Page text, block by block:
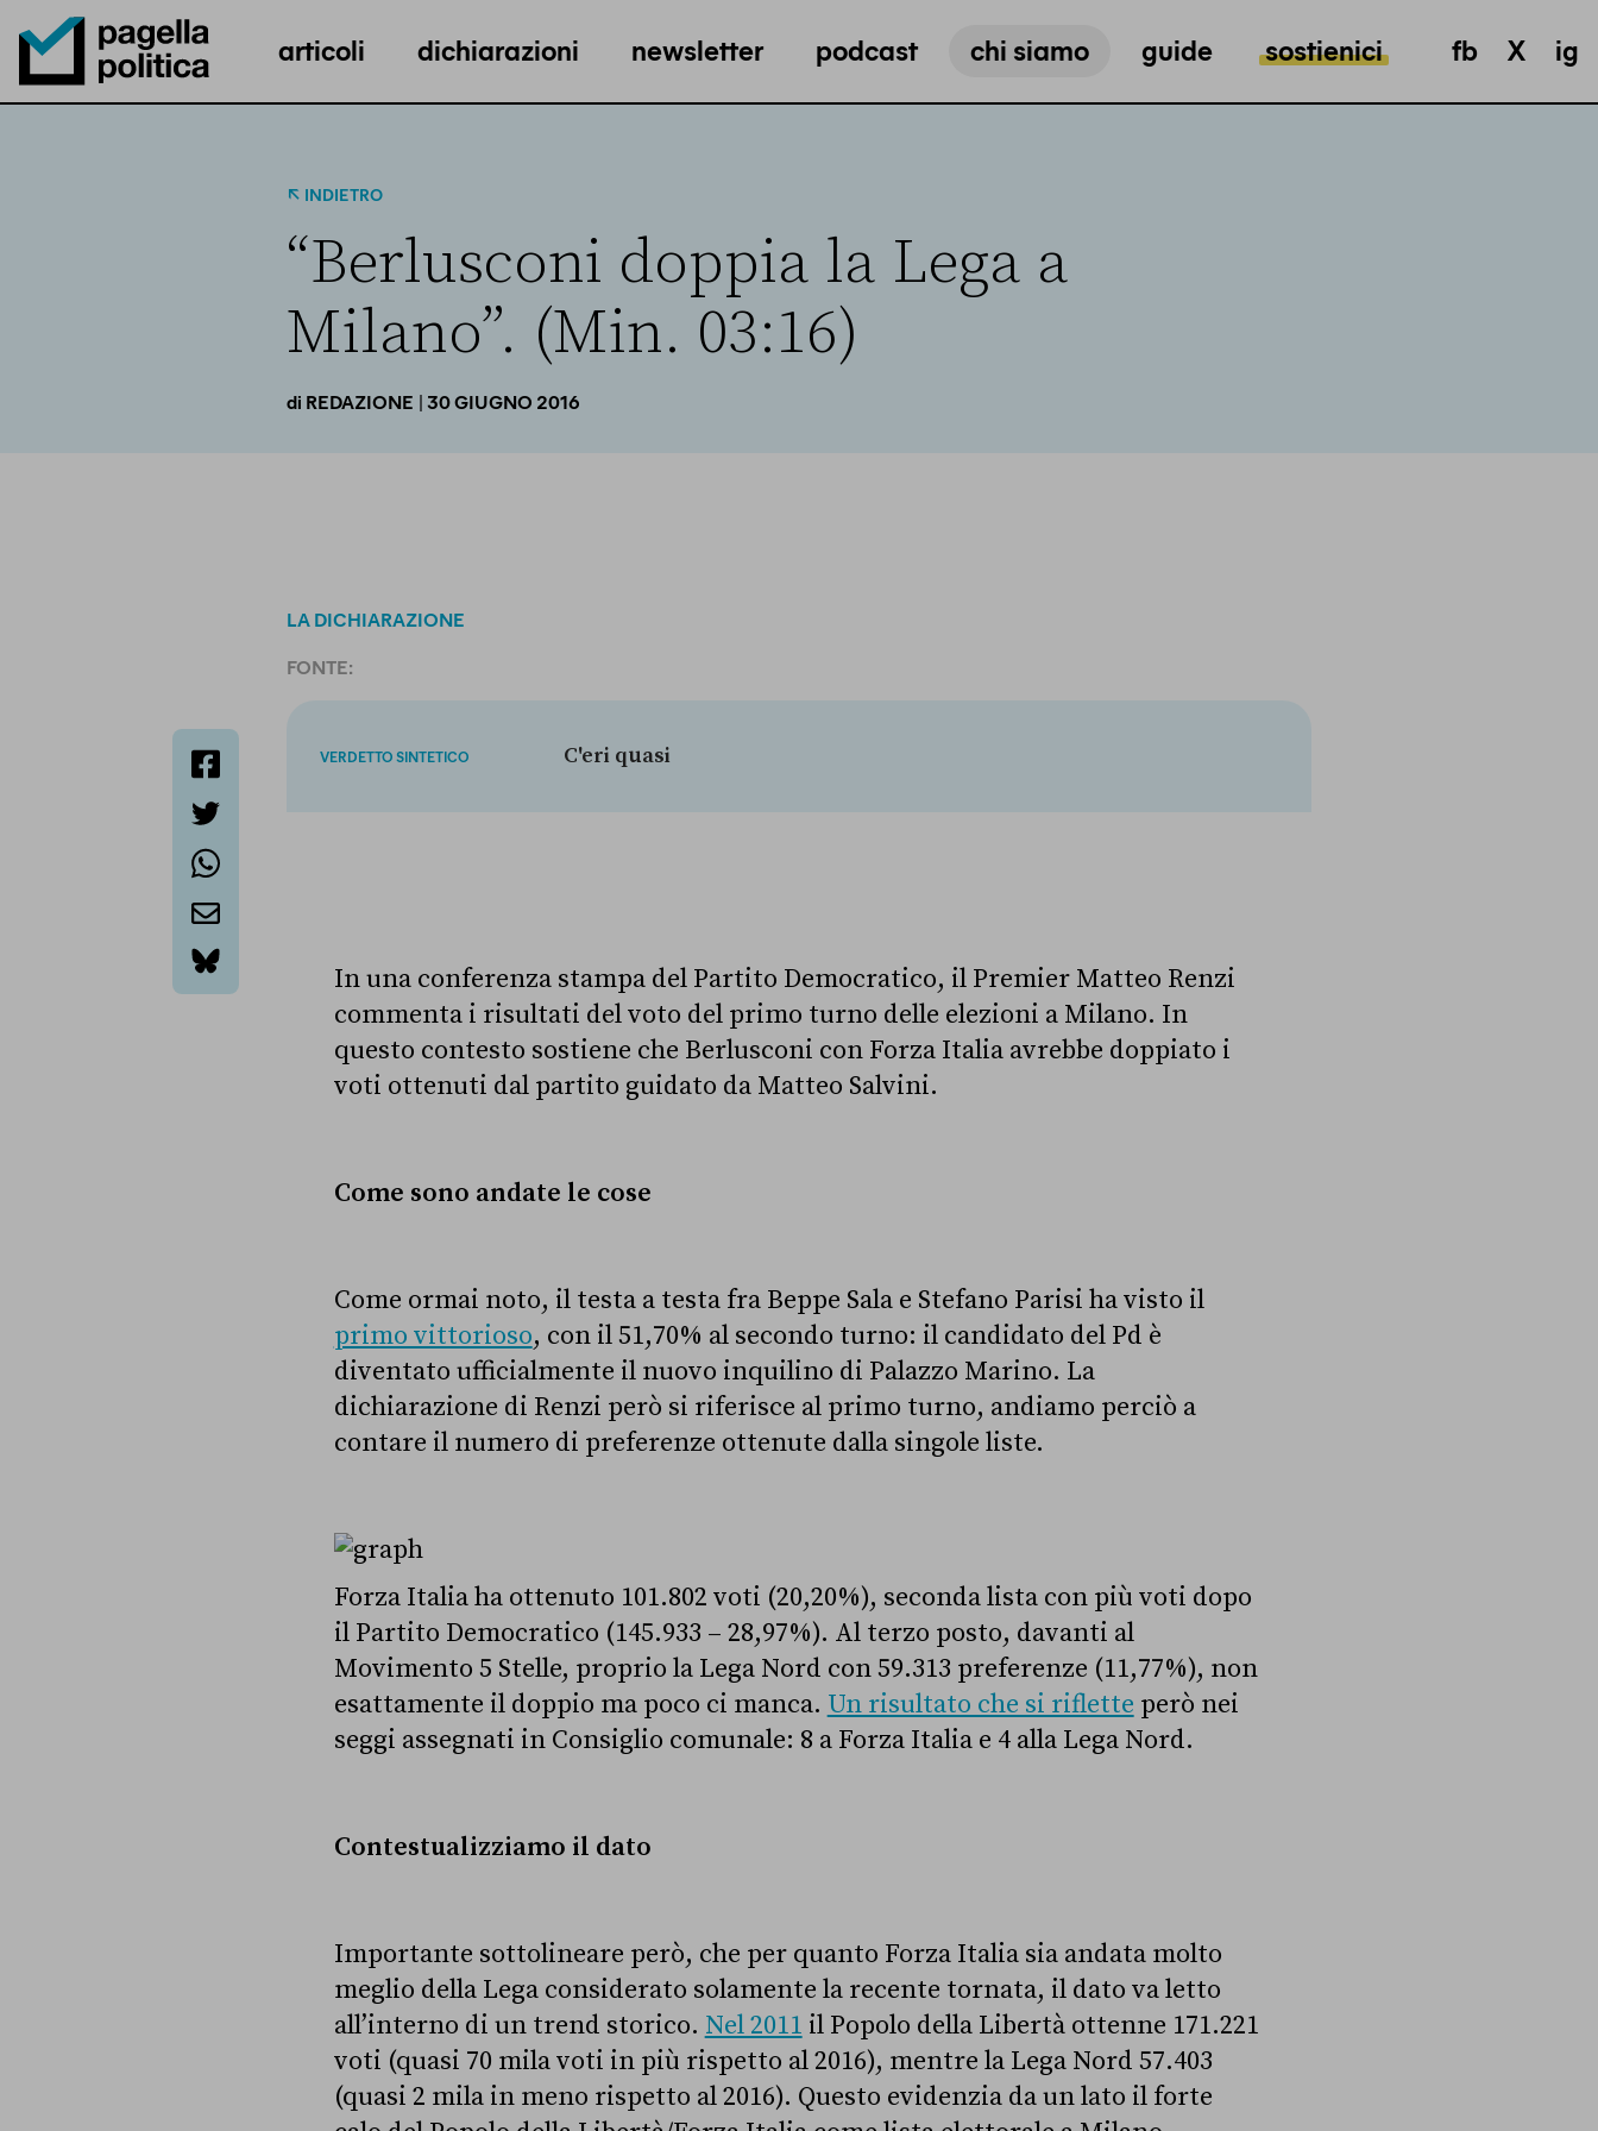
Pagella Politica Logo
articoli dichiarazioni newsletter podcast chi siamo guide sostienici fb X ig
INDIETRO
“Berlusconi doppia la Lega a
Milano”. (Min. 03:16)
di REDAZIONE | 30 GIUGNO 2016
LA DICHIARAZIONE
FONTE:
bluesky
VERDETTO SINTETICO C'eri quasi
In una conferenza stampa del Partito Democratico, il Premier Matteo Renzi
commenta i risultati del voto del primo turno delle elezioni a Milano. In
questo contesto sostiene che Berlusconi con Forza Italia avrebbe doppiato i
voti ottenuti dal partito guidato da Matteo Salvini.
Come sono andate le cose
Come ormai noto, il testa a testa fra Beppe Sala e Stefano Parisi ha visto il
primo vittorioso, con il 51,70% al secondo turno: il candidato del Pd è
diventato ufficialmente il nuovo inquilino di Palazzo Marino. La
dichiarazione di Renzi però si riferisce al primo turno, andiamo perciò a
contare il numero di preferenze ottenute dalla singole liste.
Forza Italia ha ottenuto 101.802 voti (20,20%), seconda lista con più voti dopo
il Partito Democratico (145.933 – 28,97%). Al terzo posto, davanti al
Movimento 5 Stelle, proprio la Lega Nord con 59.313 preferenze (11,77%), non
esattamente il doppio ma poco ci manca. Un risultato che si riflette però nei
seggi assegnati in Consiglio comunale: 8 a Forza Italia e 4 alla Lega Nord.
Contestualizziamo il dato
Importante sottolineare però, che per quanto Forza Italia sia andata molto
meglio della Lega considerato solamente la recente tornata, il dato va letto
all’interno di un trend storico. Nel 2011 il Popolo della Libertà ottenne 171.221
voti (quasi 70 mila voti in più rispetto al 2016), mentre la Lega Nord 57.403
(quasi 2 mila in meno rispetto al 2016). Questo evidenzia da un lato il forte